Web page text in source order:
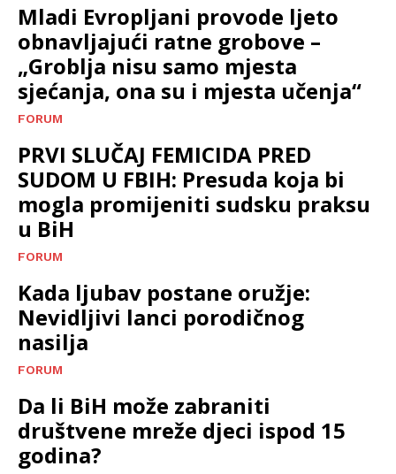
Mladi Evropljani provode ljeto
obnavljajući ratne grobove –
„Groblja nisu samo mjesta
sjećanja, ona su i mjesta učenja“
FORUM
PRVI SLUČAJ FEMICIDA PRED
SUDOM U FBIH: Presuda koja bi
mogla promijeniti sudsku praksu
u BiH
FORUM
Kada ljubav postane oružje:
Nevidljivi lanci porodičnog
nasilja
FORUM
Da li BiH može zabraniti
društvene mreže djeci ispod 15
godina?